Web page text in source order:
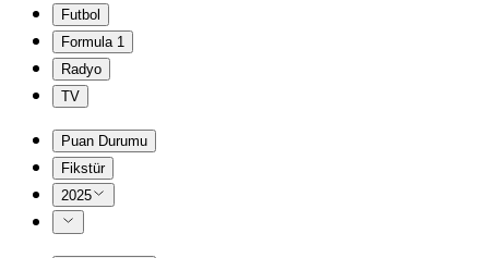
Futbol
Formula 1
Radyo
TV
Puan Durumu
Fikstür
2025